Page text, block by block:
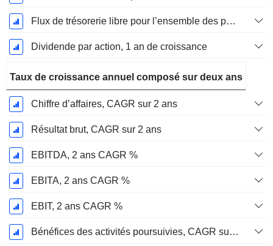
Flux de trésorerie libre pour l’ensemble des pourvoyeurs de fonds (créanciers et actionnaires) FCFF, Croissance 1 an
Dividende par action, 1 an de croissance
Taux de croissance annuel composé sur deux ans
Chiffre d’affaires, CAGR sur 2 ans
Résultat brut, CAGR sur 2 ans
EBITDA, 2 ans CAGR %
EBITA, 2 ans CAGR %
EBIT, 2 ans CAGR %
Bénéfices des activités poursuivies, CAGR sur 2 ans